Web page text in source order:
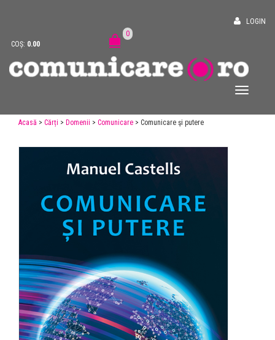
LOGIN
COȘ: 0.00
0
Acasă > Cărți > Domenii > Comunicare > Comunicare şi putere